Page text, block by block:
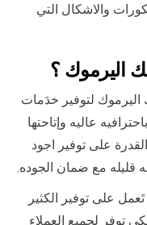
والاشكال التي
اليرموك ؟
لتوفير خدَمات
عاليه وإتاحتها
على توفير اجود
قليله مع ضمان الجوده.
على توفير الكثير
لجميع العملاء